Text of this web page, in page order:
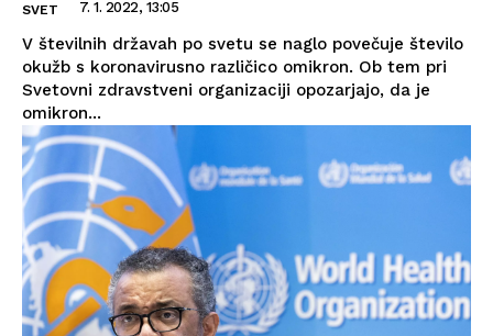
SVET 7. 1. 2022, 13:05
V številnih državah po svetu se naglo povečuje število
okužb s koronavirusno različico omikron. Ob tem pri
Svetovni zdravstveni organizaciji opozarjajo, da je
omikron...